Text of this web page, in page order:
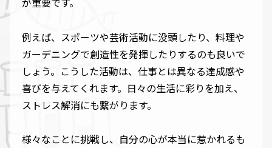
例えば、スポーツや芸術活動に没頭したり、料理や
ガーデニングで創造性を発揮したりするのも良いで
しょう。こうした活動は、仕事とは異なる達成感や
喜びを与えてくれます。日々の生活に彩りを加え、
ストレス解消にも繋がります。
様々なことに挑戦し、自分の心が本当に惹かれるも